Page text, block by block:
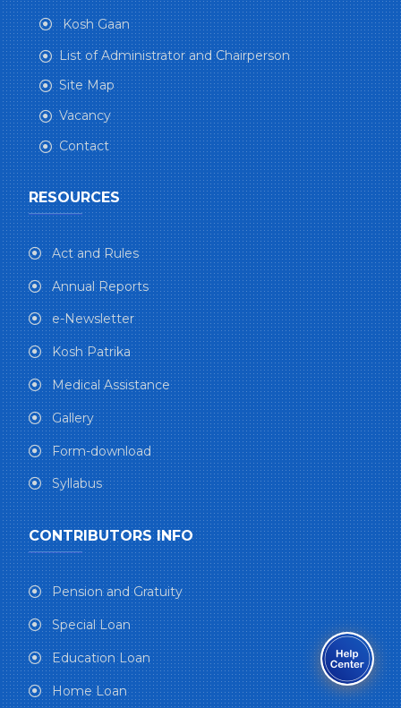
Kosh Gaan
List of Administrator and Chairperson
Site Map
Vacancy
Contact
RESOURCES
Act and Rules
Annual Reports
e-Newsletter
Kosh Patrika
Medical Assistance
Gallery
Form-download
Syllabus
CONTRIBUTORS INFO
Pension and Gratuity
Special Loan
Education Loan
Home Loan